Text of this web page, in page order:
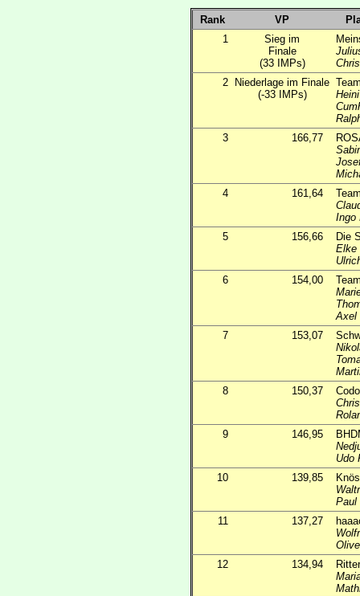
Rank VP
1
Sieg im
Finale
(33 IMPs)
2
Niederlage im Finale
(-33 IMPs)
3
166,77
4
161,64
Ingo
5
156,66
Die
Elke
6
154,00
Axel
7
153,07
8
150,37
9
146,95
Udo
10
139,85
Paul
11
137,27
12
134,94